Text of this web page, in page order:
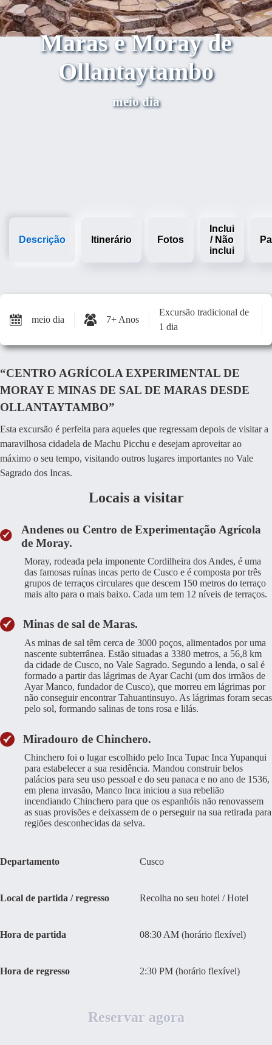
Maras e Moray de
Ollantaytambo
meio dia
Descrição Itinerário Fotos
Inclui
/ Não
inclui
meio dia 7+ Anos
Excursão tradicional de
1 dia
“CENTRO AGRÍCOLA EXPERIMENTAL DE
MORAY E MINAS DE SAL DE MARAS DESDE
OLLANTAYTAMBO”
Esta excursão é perfeita para aqueles que regressam depois de visitar a
maravilhosa cidadela de Machu Picchu e desejam aproveitar ao
máximo o seu tempo, visitando outros lugares importantes no Vale
Sagrado dos Incas.
Locais a visitar
Andenes ou Centro de Experimentação Agrícola
de Moray.
Moray, rodeada pela imponente Cordilheira dos Andes, é uma
das famosas ruínas incas perto de Cusco e é composta por três
grupos de terraços circulares que descem 150 metros do terraço
mais alto para o mais baixo. Cada um tem 12 níveis de terraços.
Minas de sal de Maras.
As minas de sal têm cerca de 3000 poços, alimentados por uma
nascente subterrânea. Estão situadas a 3380 metros, a 56,8 km
da cidade de Cusco, no Vale Sagrado. Segundo a lenda, o sal é
formado a partir das lágrimas de Ayar Cachi (um dos irmãos de
Ayar Manco, fundador de Cusco), que morreu em lágrimas por
não conseguir encontrar Tahuantinsuyo. As lágrimas foram secas
pelo sol, formando salinas de tons rosa e lilás.
Miradouro de Chinchero.
Chinchero foi o lugar escolhido pelo Inca Tupac Inca Yupanqui
para estabelecer a sua residência. Mandou construir belos
palácios para seu uso pessoal e do seu panaca e no ano de 1536,
em plena invasão, Manco Inca iniciou a sua rebelião
incendiando Chinchero para que os espanhóis não renovassem
as suas provisões e deixassem de o perseguir na sua retirada para
regiões desconhecidas da selva.
Departamento Cusco
Local de partida / regresso Recolha no seu hotel / Hotel
Hora de partida 08:30 AM (horário flexível)
Hora de regresso 2:30 PM (horário flexível)
Reservar agora